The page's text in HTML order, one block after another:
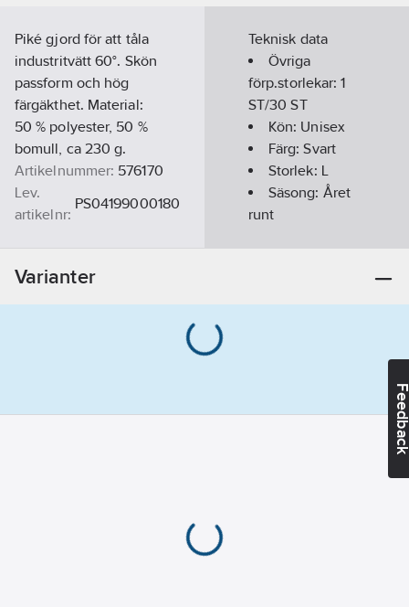
Piké gjord för att tåla
industritvätt 60°. Skön
passform och hög
färgäkthet. Material:
50 % polyester, 50 %
bomull, ca 230 g.
Artikelnummer: 576170
Lev.
artikelnr:
PS04199000180
7340014223198
Materialklass
Teknisk data
Övriga
förp.storlekar:1
ST/30 ST
Kön: Unisex
Färg:Svart
Storlek: L
Säsong: Året
runt
Knappkrage/Button
Varianter